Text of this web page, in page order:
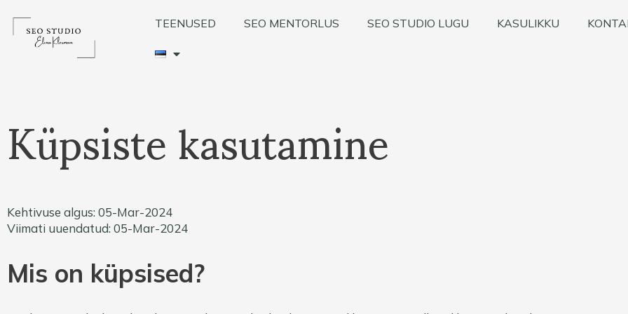
content
TEENUSED SEO MENTORLUS SEO STUDIO LUGU KASULIKKU
Küpsiste kasutamine
Kehtivuse algus: 05-Mar-2024
Viimati uuendatud: 05-Mar-2024
Mis on küpsised?